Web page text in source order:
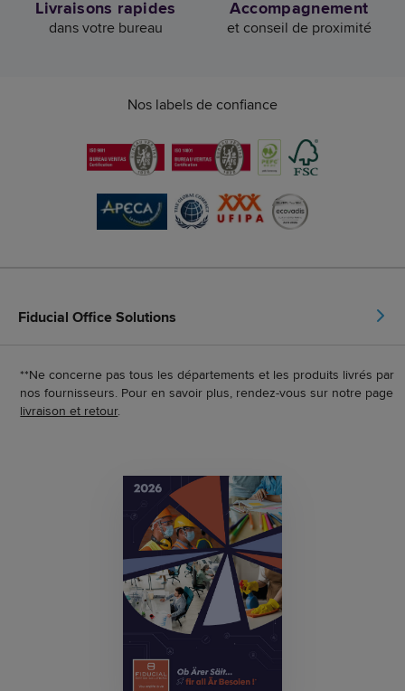
Livraisons rapides
dans votre bureau
Accompagnement
et conseil de proximité
Nos labels de confiance
Fiducial Office Solutions
**Ne concerne pas tous les départements et les produits livrés par
nos fournisseurs. Pour en savoir plus, rendez-vous sur notre page
livraison et retour.